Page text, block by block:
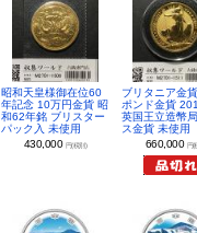
昭和天皇様御在位60
年記念 10万円金貨 昭
和62年銘 ブリスター
パック入 未使用
430,000 円(税別)
ブリタニア金
ポンド金貨
英国王立造幣
ス金貨 未使用
660,000 円(